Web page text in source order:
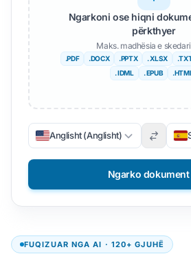
FUQIZUAR NGA AI · 120+ GJUHË
Ngarkoni ose hiqni
përkthyer
Maks. madhësia e
.PDF .DOCX .PPTX . XLSX
. IDML
. EPUB
Anglisht (Anglisht)
Ngarko dokument